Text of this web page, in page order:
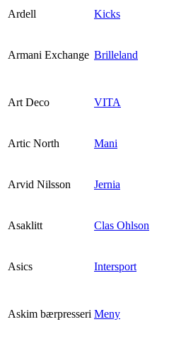
Ardell
Kicks
Armani Exchange Brilleland
Art Deco VITA
Artic North Mani
Arvid Nilsson Jernia
Asaklitt Clas Ohlson
Asics Intersport
Askim bærpresseri Meny